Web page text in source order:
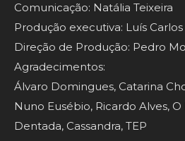
Comunicação: Natália Teixeira
Produção executiva: Luís Carlos
Direção de Produção: Pedro
Agradecimentos:
Álvaro Domingues, Catarina
Nuno Eusébio, Ricardo Alves,
Dentada, Cassandra, TEP